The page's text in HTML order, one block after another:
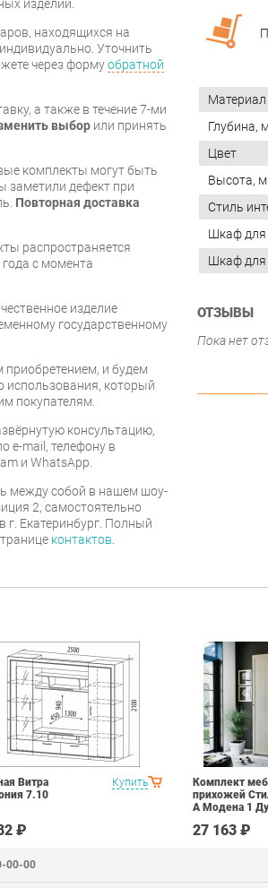
изделий.
находящихся на
Уточнить
через формуобратной
а также в течение 7-ми
выбор или принять
комплекты могут быть
заметили дефект при
Повторная доставка
распространяется
с момента
изделие
государственному
и будем
использования, который
покупателям.
консультацию,
e-mail, телефону в
и WhatsApp.
между собой в нашем шоу-
2, самостоятельно
г. Екатеринбург. Полный
контактов.
Материал
Глубина,
Цвет
Высота,
Стиль
Шкаф для
Шкаф
ОТЗЫВЫ
Пока нет
Купить
Витра
7.10
₽
Комплект
прихожей
А Модена 1
27 163 ₽
00-00